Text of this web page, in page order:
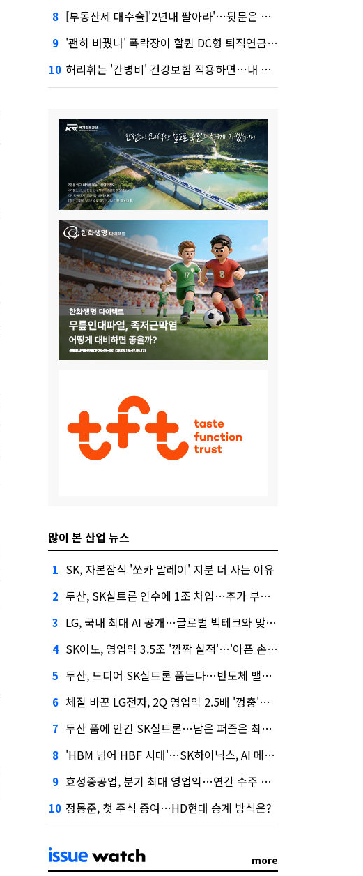
8 [부동산세 대수술]'2년내 팔아라'…뒷문은 열었다
9 '괜히 바꿨나' 폭락장이 할퀸 DC형 퇴직연금…전문가 조언은
10 허리휘는 '간병비' 건강보험 적용하면…내 간병보험은?
많이 본 산업 뉴스
1 SK, 자본잠식 '쏘카 말레이' 지분 더 사는 이유
2 두산, SK실트론 인수에 1조 차입…추가 부담은?
3 LG, 국내 최대 AI 공개…글로벌 빅테크와 맞붙는다
4 SK이노, 영업익 3.5조 '깜짝 실적'…'아픈 손가락' SK온의 반전
5 두산, 드디어 SK실트론 품는다…반도체 밸류체인 위상 강화
6 체질 바꾼 LG전자, 2Q 영업익 2.5배 '껑충'…1천억 자사주 태운다
7 두산 품에 안긴 SK실트론…남은 퍼즐은 최태원 지분 29.4%
8 'HBM 넘어 HBF 시대'…SK하이닉스, AI 메모리 표준 선점 나섰다
9 효성중공업, 분기 최대 영업익…연간 수주 목표 12조로
10 정몽준, 첫 주식 증여…HD현대 승계 방식은?
more